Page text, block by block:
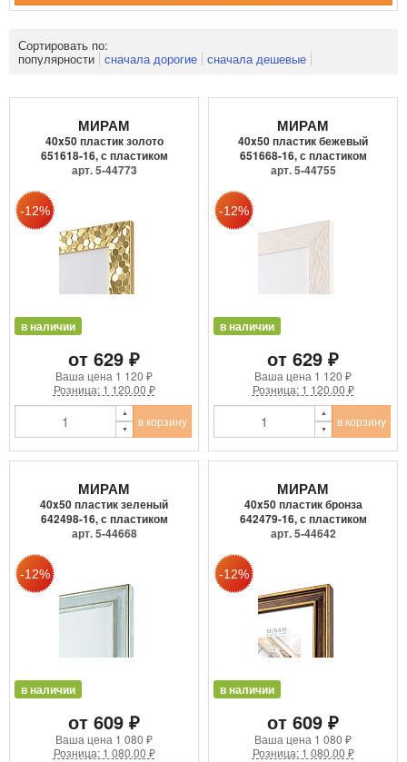
Сортировать по:
популярности сначала дорогие сначала дешевые
МИРАМ
40x50 пластик золото
651618-16, с пластиком
арт. 5-44773
в наличии
от 629 ₽
Ваша цена 1 120 ₽
Розница: 1 120.00 ₽
в корзину
МИРАМ
40x50 пластик бежевый
651668-16, с пластиком
арт. 5-44755
в наличии
от 629 ₽
Ваша цена 1 120 ₽
Розница: 1 120.00 ₽
в корзину
МИРАМ
40x50 пластик зеленый
642498-16, с пластиком
арт. 5-44668
в наличии
от 609 ₽
Ваша цена 1 080 ₽
Розница: 1 080.00 ₽
МИРАМ
40x50 пластик бронза
642479-16, с пластиком
арт. 5-44642
в наличии
от 609 ₽
Ваша цена 1 080 ₽
Розница: 1 080.00 ₽